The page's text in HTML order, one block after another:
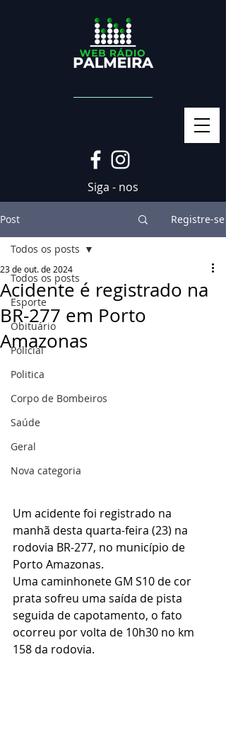
Siga - nos
Post Registre-se
Todos os posts
Esporte
Obituário
Policial
Politica
Corpo de Bombeiros
Saúde
Geral
Nova categoria
Todos os posts
Acidente é registrado na
BR-277 em Porto
Amazonas
23 de out. de 2024
Um acidente foi registrado na
manhã desta quarta-feira (23) na
rodovia BR-277, no município de
Porto Amazonas.
Uma caminhonete GM S10 de cor
prata sofreu uma saída de pista
seguida de capotamento, o fato
ocorreu por volta de 10h30 no km
158 da rodovia.